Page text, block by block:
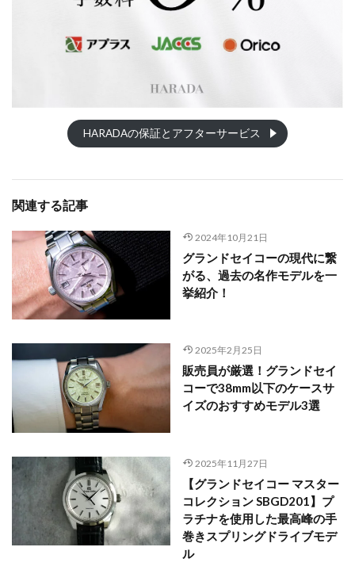
HARADAの保証とアフターサービス
関連する記事
2024年10月21日
グランドセイコーの現代に繋
がる、過去の名作モデルを一
挙紹介！
2025年2月25日
販売員が厳選！グランドセイ
コーで38mm以下のケースサ
イズのおすすめモデル3選
2025年11月27日
【グランドセイコー マスター
コレクション SBGD201】プ
ラチナを使用した最高峰の手
巻きスプリングドライブモデ
ル